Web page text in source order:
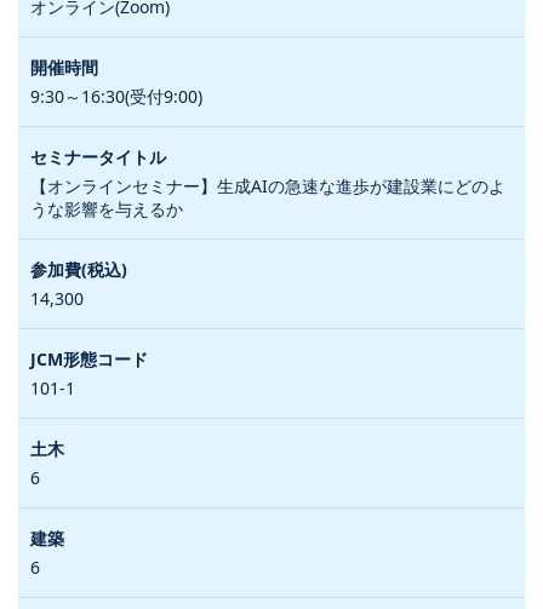
オンライン(Zoom)
9:30～16:30(受付9:00)
【オンラインセミナー】生成AIの急速な進歩が建設業にどのよ
うな影響を与えるか
14,300
101-1
6
6